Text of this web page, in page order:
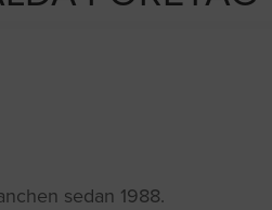
sedan 1988.